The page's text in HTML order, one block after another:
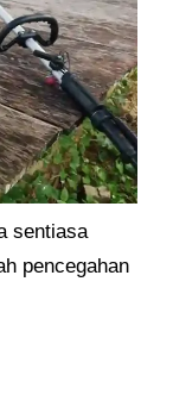
sentiasa
pencegahan